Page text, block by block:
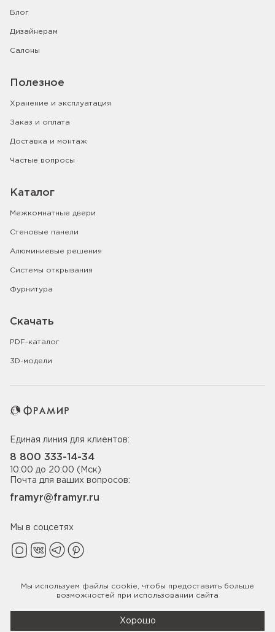
Блог
Дизайнерам
Салоны
Полезное
Хранение и эксплуатация
Заказ и оплата
Доставка и монтаж
Частые вопросы
Каталог
Межкомнатные двери
Стеновые панели
Алюминиевые решения
Системы открывания
Фурнитура
Скачать
PDF-каталог
3D-модели
Единая линия для клиентов:
8 800 333-14-34
10:00 до 20:00 (Мск)
Почта для ваших вопросов:
framyr@framyr.ru
Мы в соцсетях
Политика конфиденциальности
Мы используем файлы cookie , чтобы предоставить больше
возможностей при использовании сайта
Хорошо